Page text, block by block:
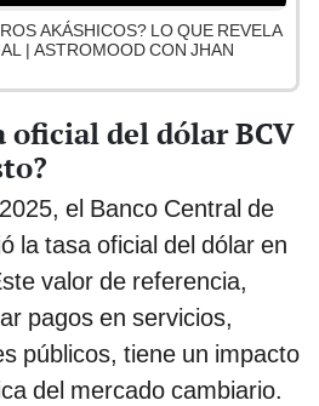
AKÁSHICOS? LO QUE REVELA
| ASTROMOOD CON JHAN
oficial del dólar BCV
el Banco Central de
la tasa oficial del dólar en
valor de referencia,
pagos en servicios,
públicos, tiene un impacto
del mercado cambiario.